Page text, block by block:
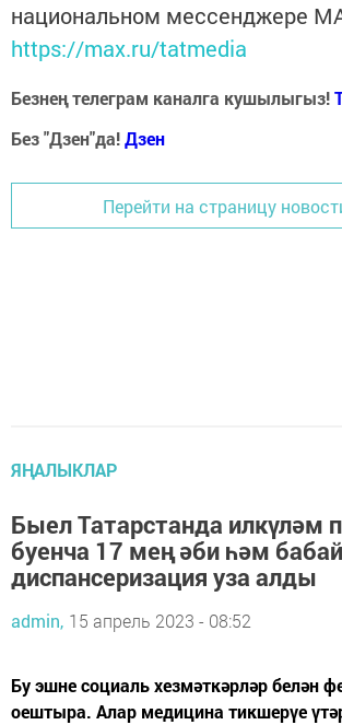
национальном мессенджере
https://max.ru/tatmedia
Безнең телеграм каналга кушылыгыз!
Без "Дзен"да!Дзен
Перейти на страницу
ЯҢАЛЫКЛАР
Быел Татарстанда илкүләм
буенча 17 мең әби һәм бабай
диспансеризация уза алды
admin, 15 апрель 2023 - 08:52
Бу эшне социаль хезмәткәрләр белән
оештыра. Алар медицина тикшерүе